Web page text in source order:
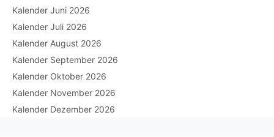
Kalender Juni 2026
Kalender Juli 2026
Kalender August 2026
Kalender September 2026
Kalender Oktober 2026
Kalender November 2026
Kalender Dezember 2026